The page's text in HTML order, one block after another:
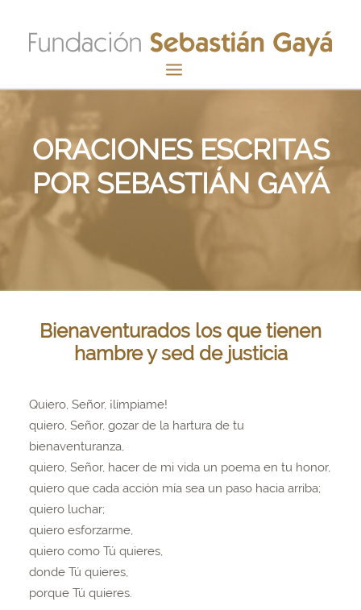
FUNDACIÓN
SEBASTIÁN GAYÁ
CANONIZACIÓN
DOCUMENTOS
CONTACTO
HACER DONATIVO
ORACIONES ESCRITAS
POR SEBASTIÁN GAYÁ
Bienaventurados los que tienen
hambre y sed de justicia
Quiero, Señor, ¡límpiame!
quiero, Señor, gozar de la hartura de tu
bienaventuranza,
quiero, Señor, hacer de mi vida un poema en tu honor,
quiero que cada acción mía sea un paso hacia arriba;
quiero luchar;
quiero esforzarme,
quiero como Tú quieres,
donde Tú quieres,
porque Tú quieres.